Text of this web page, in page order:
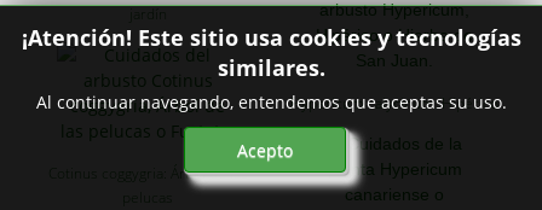
Cotinus coggygria: Árbol de las
Hypericum calycinum: Hipérico
¡Atención! Este sitio usa cookies y tecnologías
similares.
Al continuar navegando, entendemos que aceptas su uso.
Acepto